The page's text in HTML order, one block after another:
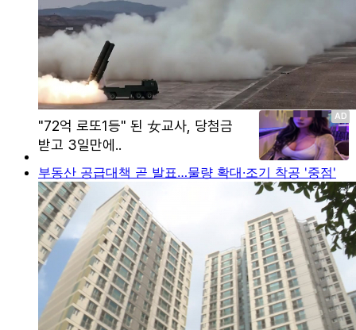
부동산 공급대책 곧 발표…물량 확대·조기 착공 '중점'